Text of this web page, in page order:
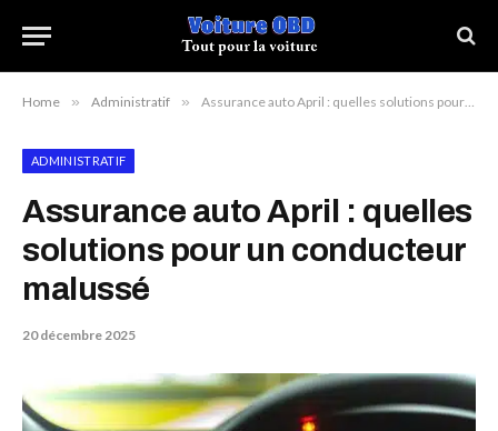
Home » Administratif » Assurance auto April : quelles solutions pour un conducteur malussé
ADMINISTRATIF
Assurance auto April : quelles
solutions pour un conducteur
malussé
20 décembre 2025